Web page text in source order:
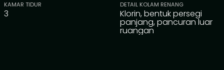
KAMAR TIDUR
3
DETAIL KOLAM RENANG
Klorin, bentuk persegi
panjang, pancuran luar
ruangan